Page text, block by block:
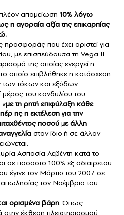
απομείωση 10% λόγω
η αγοραία αξία της επικαρπίας
προσφοράς που έχει οριστεί για
με επισπεύδουσα τη Vega II
της οποίας ενεργεί η
οποίο επιβλήθηκε η κατάσχεση
των τόκων και εξόδων
του κονδυλίου του
«με τη ρητή επιφύλαξη κάθε
ης η εκτέλεση για την
ποσού με άλλη
στον ίδιο ή σε άλλον
Ασπασία Λεβέντη κατά το
σε ποσοστό 100% εξ αδιαιρέτου
έγινε τον Μάρτιο του 2007 σε
τον Νοέμβριο του
ορισμένα βάρη. Όπως
στην έκθεση πλειστηριασμού,